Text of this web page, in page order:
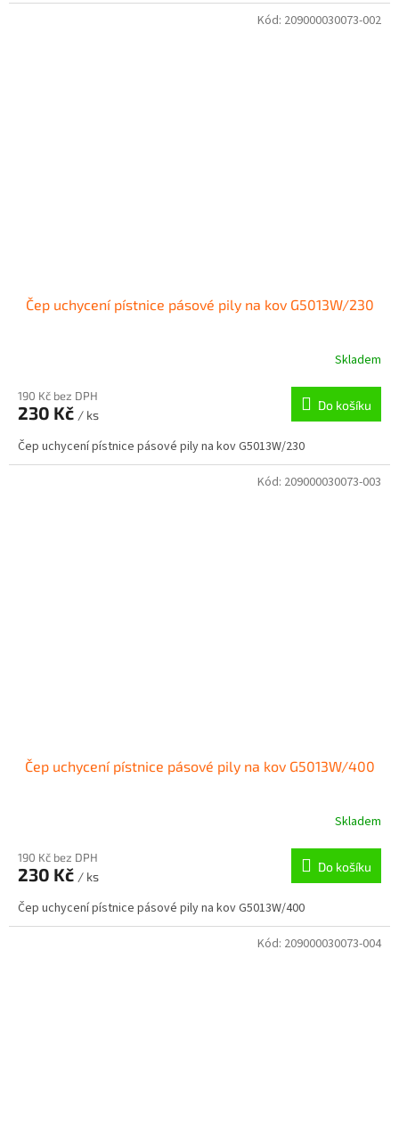
Čep uchycení pístnice pásové pily na kov G5013W/230
Skladem
190 Kč bez DPH
230 Kč / ks
Do košíku
Čep uchycení pístnice pásové pily na kov G5013W/230
Kód: 209000030073-002
Čep uchycení pístnice pásové pily na kov G5013W/400
Skladem
190 Kč bez DPH
230 Kč / ks
Do košíku
Čep uchycení pístnice pásové pily na kov G5013W/400
Kód: 209000030073-003
Kód: 209000030073-004